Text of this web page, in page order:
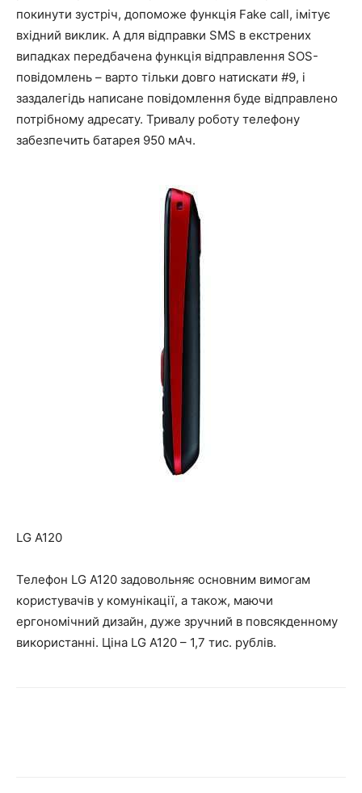
покинути зустріч, допоможе функція Fake call, імітує
вхідний виклик. А для відправки SMS в екстрених
випадках передбачена функція відправлення SOS-
повідомлень – варто тільки довго натискати #9, і
заздалегідь написане повідомлення буде відправлено
потрібному адресату. Тривалу роботу телефону
забезпечить батарея 950 мАч.
LG A120
Телефон LG A120 задовольняє основним вимогам
користувачів у комунікації, а також, маючи
ергономічний дизайн, дуже зручний в повсякденному
використанні. Ціна LG A120 – 1,7 тис. рублів.